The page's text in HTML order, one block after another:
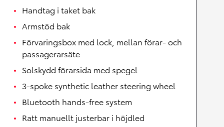
Handtag i taket bak
Armstöd bak
Förvaringsbox med lock, mellan förar- och
passagerarsäte
Solskydd förarsida med spegel
3-spoke synthetic leather steering wheel
Bluetooth hands-free system
Ratt manuellt justerbar i höjdled